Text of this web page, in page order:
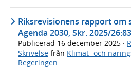
Riksrevisionens rapport om
Agenda 2030, Skr. 2025/26:83
Publicerad 16 december 2025 ·
Skrivelse från Klimat- och
Regeringen